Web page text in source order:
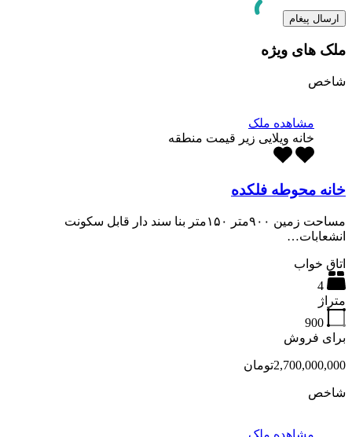
ملک های ویژه
شاخص
مشاهده ملک
خانه ویلایی زیر قیمت منطقه
خانه محوطه فلکده
مساحت زمین ۹۰۰متر ۱۵۰متر بنا سند دار قابل سکونت
انشعابات…
اتاق خواب
4
متراژ
900
برای فروش
2,700,000,000تومان
شاخص
مشاهده ملک